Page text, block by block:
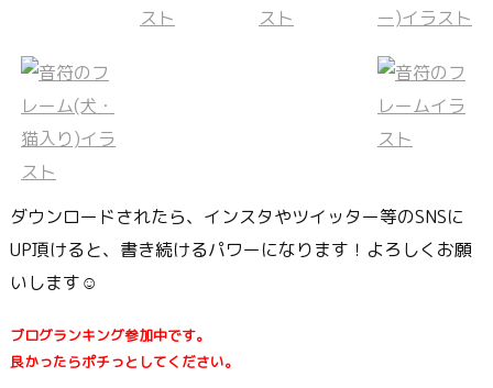
ダウンロードされたら、インスタやツイッター等のSNSに
UP頂けると、書き続けるパワーになります！よろしくお願
いします☺
ブログランキング参加中です。
良かったらポチっとしてください。